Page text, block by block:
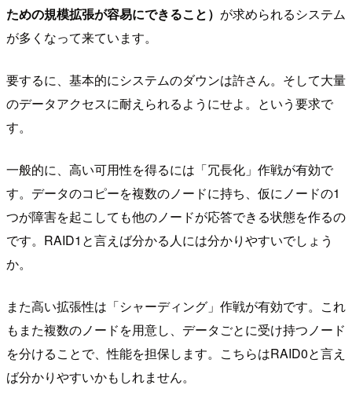
ための規模拡張が容易にできること） が求められるシステム
が多くなって来ています。
要するに、基本的にシステムのダウンは許さん。そして大量
のデータアクセスに耐えられるようにせよ。という要求で
す。
一般的に、高い可用性を得るには「冗長化」作戦が有効で
す。データのコピーを複数のノードに持ち、仮にノードの1
つが障害を起こしても他のノードが応答できる状態を作るの
です。RAID1と言えば分かる人には分かりやすいでしょう
か。
また高い拡張性は「シャーディング」作戦が有効です。これ
もまた複数のノードを用意し、データごとに受け持つノード
を分けることで、性能を担保します。こちらはRAID0と言え
ば分かりやすいかもしれません。